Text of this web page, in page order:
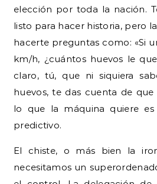
elección por toda la nación.
listo para hacer historia, pero
hacerte preguntas como: «Si
km/h, ¿cuántos huevos le
claro, tú, que ni siquiera
huevos, te das cuenta de
lo que la máquina quiere
predictivo.
El chiste, o más bien la
necesitamos un